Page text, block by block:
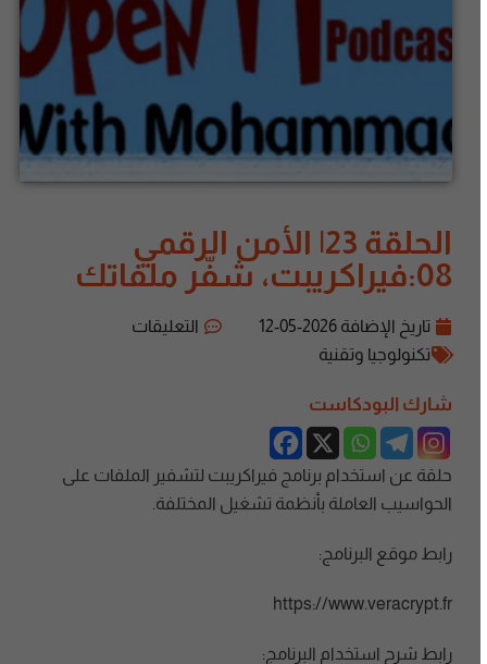
الحلقة 23| الأمن الرقمي
08:فيراكريبت، شفّر ملفاتك
تاريخ الإضافة2026-05-12
التعليقات
تكنولوجيا وتقنية
شارك البودكاست
حلقة عن استخدام برنامج فيراكريبت لتشفير الملفات على
الحواسيب العاملة بأنظمة تشغيل المختلفة.
رابط موقع البرنامج:
https://www.veracrypt.fr
رابط شرح استخدام البرنامج: